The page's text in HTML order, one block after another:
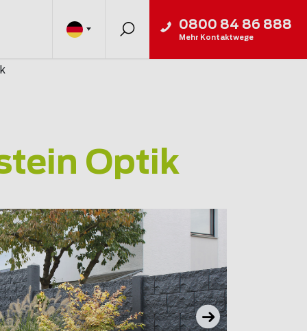
0800 84 86 888
Mehr Kontaktwege
Optik